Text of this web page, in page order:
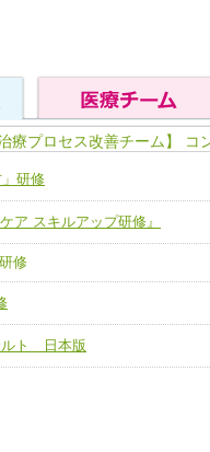
ての基礎能力
療人として、必要な基礎能力
構成力
力
学び、相互理解と連携を深める
的問題解決チーム】
携推進による高度医療を必要と
ポートチーム】
ーム】
療プロセス改善チーム】 コ
研修
ア スキルアップ研修』
修
ルト 日本版